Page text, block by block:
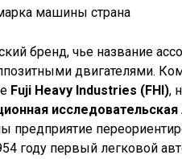
бренд, чье название
двигателями.
Fuji Heavy Industries (FHI),
предприятие
году первый легковой